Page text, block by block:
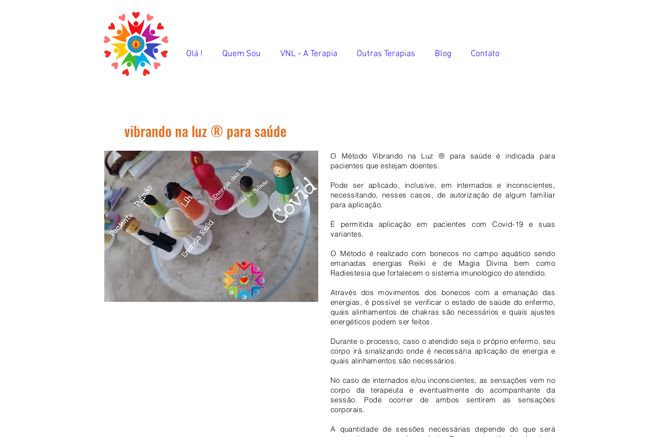
Olá ! Quem Sou VNL - A Terapia Outras Terapias Blog Contato
vibrando na luz ® para saúde
O Método Vibrando na Luz ® para saúde é indicada para
pacientes que estejam doentes.
Pode ser aplicado, inclusive, em internados e inconscientes,
necessitando, nesses casos, de autorização de algum familiar
para aplicação.
É permitida aplicação em pacientes com Covid-19 e suas
variantes.
O Método é realizado com bonecos no campo aquático sendo
emanadas energias Reiki e de Magia Divina bem como
Radiestesia que fortalecem o sistema imunológico do atendido.
Através dos movimentos dos bonecos com a emanação das
energias, é possível se verificar o estado de saúde do enfermo,
quais alinhamentos de chakras são necessários e quais ajustes
energéticos podem ser feitos.
Durante o processo, caso o atendido seja o próprio enfermo, seu
corpo irá sinalizando onde é necessária aplicação de energia e
quais alinhamentos são necessários.
No caso de internados e/ou inconscientes, as sensações vem no
corpo da terapeuta e eventualmente do acompanhante da
sessão. Pode ocorrer de ambos sentirem as sensações
corporais.
A quantidade de sessões necessárias depende do que será